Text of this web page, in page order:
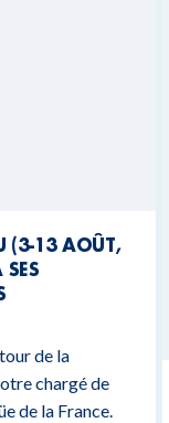
(3-13 AOÛT,
de la
chargé de
de la France.